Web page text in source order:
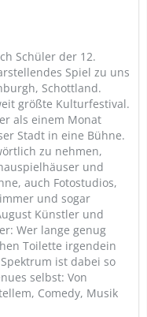
Schüler der 12.
Spiel zu uns
Schottland.
größte Kulturfestival.
als einem Monat
Stadt in eine Bühne.
zu nehmen,
und
auch Fotostudios,
und sogar
Künstler und
Wer lange genug
Toilette irgendein
ist dabei so
selbst: Von
Comedy, Musik